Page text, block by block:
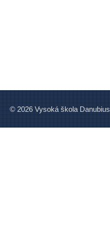
© 2026 Vysoká škola Danubius